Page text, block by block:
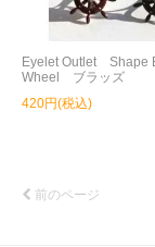
Eyelet Outlet Shape
Wheel ブラッズ
420円(税込)
前のページ